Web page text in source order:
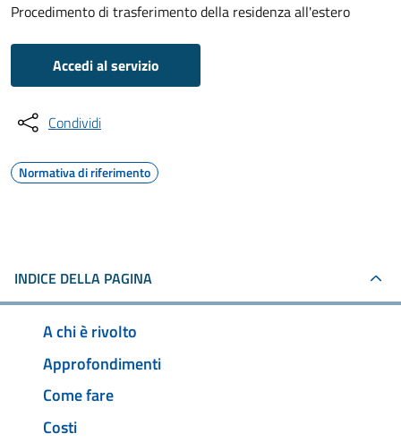
Procedimento di trasferimento della residenza all'estero
Accedi al servizio
Condividi
Normativa di riferimento
INDICE DELLA PAGINA
A chi è rivolto
Approfondimenti
Come fare
Costi